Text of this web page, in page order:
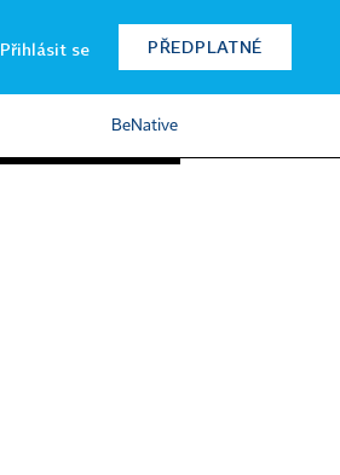
Přihlásit se PŘEDPLATNÉ
BeNative